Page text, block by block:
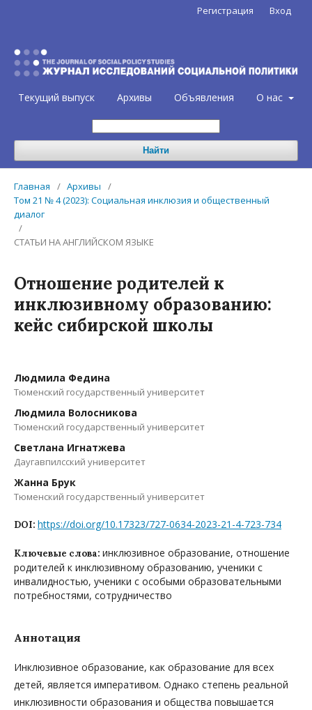
Текущий выпуск Архивы Объявления О нас
Найти
Регистрация Вход
Главная / Архивы
/
Том 21 № 4 (2023): Социальная инклюзия и общественный
диалог
/
СТАТЬИ НА АНГЛИЙСКОМ ЯЗЫКЕ
Отношение родителей к
инклюзивному образованию:
кейс сибирской школы
Людмила Федина
Тюменский государственный университет
Людмила Волосникова
Тюменский государственный университет
Светлана Игнатжева
Даугавпилсский университет
Жанна Брук
Тюменский государственный университет
DOI: https://doi.org/10.17323/727-0634-2023-21-4-723-734
Ключевые слова: инклюзивное образование, отношение
родителей к инклюзивному образованию, ученики с
инвалидностью, ученики с особыми образовательными
потребностями, сотрудничество
Аннотация
Инклюзивное образование, как образование для всех
детей, является императивом. Однако степень реальной
инклюзивности образования и общества повышается